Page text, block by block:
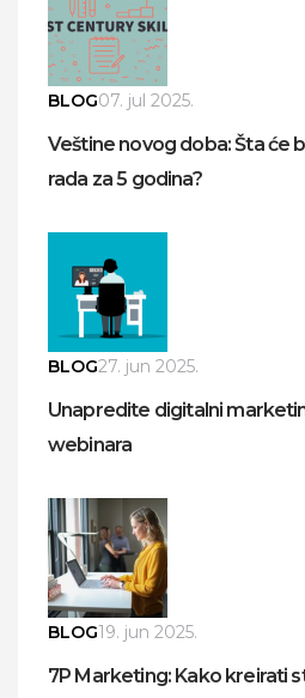
BLOG07. jul 2025.
Veštine novog doba: Šta će
rada za 5 godina?
BLOG27. jun 2025.
Unapredite digitalni
webinara
BLOG19. jun 2025.
7P Marketing: Kako kreirati